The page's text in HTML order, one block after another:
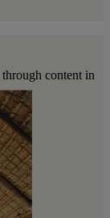
content in